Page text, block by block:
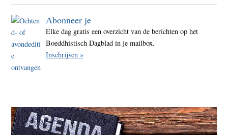
Abonneer je
Elke dag gratis een overzicht van de berichten op het
Boeddhistisch Dagblad in je mailbox.
Inschrijven »